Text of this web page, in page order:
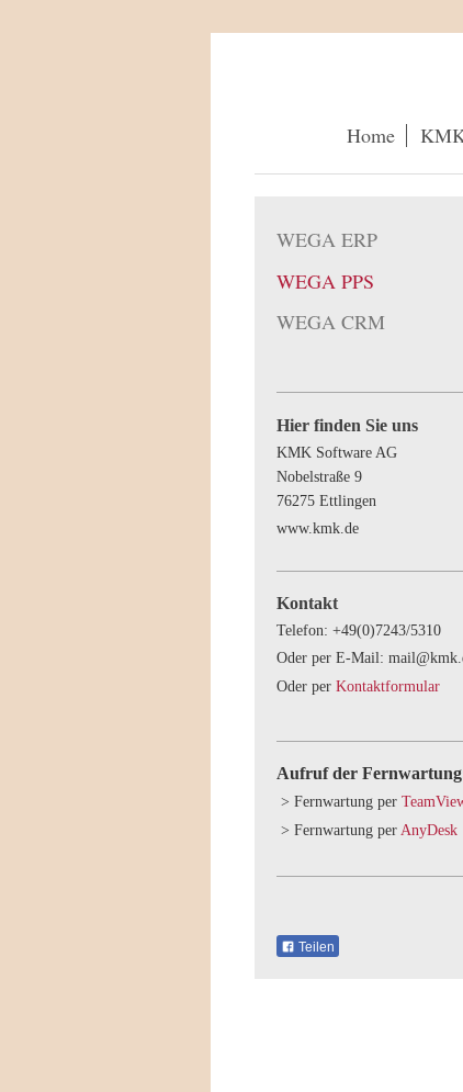
Home
WEGA ERP
WEGA PPS
WEGA CRM
Hier finden Sie uns
KMK Software AG
Nobelstraße 9
76275 Ettlingen
www.kmk.de
Kontakt
Telefon: +49(0)7243/5310
Oder per E-Mail:
Oder per Kontaktformular
Aufruf der
> Fernwartung per
> Fernwartung per AnyDesk
Teilen